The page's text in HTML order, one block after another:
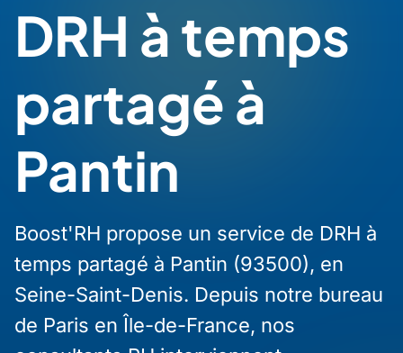
DRH à temps
partagé à
Pantin
Boost'RH propose un service de DRH à
temps partagé à Pantin (93500), en
Seine-Saint-Denis. Depuis notre bureau
de Paris en Île-de-France, nos